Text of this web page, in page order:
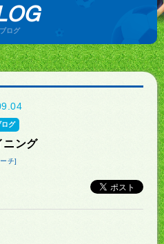
ブログ
ログ
ニング
チ]